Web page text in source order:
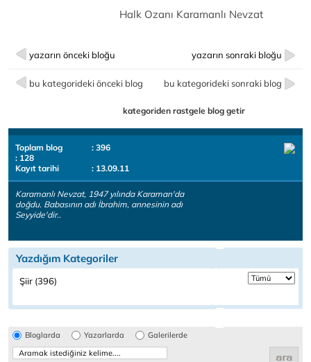
Halk Ozanı Karamanlı Nevzat
yazarın önceki bloğu yazarın sonraki bloğu
bu kategorideki önceki blog bu kategorideki sonraki blog
kategoriden rastgele blog getir
Toplam blog
: 396
: 128
Kayıt tarihi
: 13.09.11
Karamanlı Nevzat, 1947 yılında Karaman'da
doğdu. Babasının adı İbrahim, annesinin adı
Seyyide'dir..
Yazdığım Kategoriler
Şiir (396)
Bloglarda Yazarlarda Galerilerde